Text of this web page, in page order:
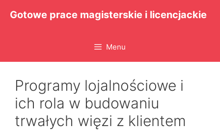
Gotowe prace magisterskie i licencjackie
Menu
Programy lojalnościowe i
ich rola w budowaniu
trwałych więzi z klientem